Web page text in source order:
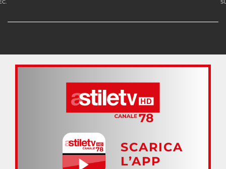
SCARICA
L’APP